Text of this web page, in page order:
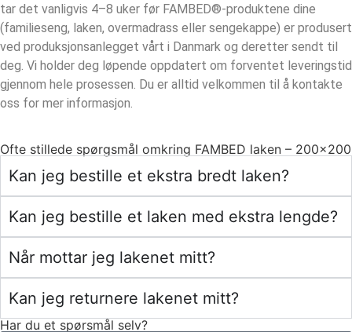
tar det vanligvis 4–8 uker før FAMBED®-produktene dine
(familieseng, laken, overmadrass eller sengekappe) er produsert
ved produksjonsanlegget vårt i Danmark og deretter sendt til
deg. Vi holder deg løpende oppdatert om forventet leveringstid
gjennom hele prosessen. Du er alltid velkommen til å kontakte
oss for mer informasjon.
Ofte stillede spørgsmål omkring FAMBED laken – 200×200
Kan jeg bestille et ekstra bredt laken?
Kan jeg bestille et laken med ekstra lengde?
Når mottar jeg lakenet mitt?
Kan jeg returnere lakenet mitt?
Har du et spørsmål selv?